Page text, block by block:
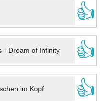
👍
- Dream of Infinity
👍
im Kopf
👍